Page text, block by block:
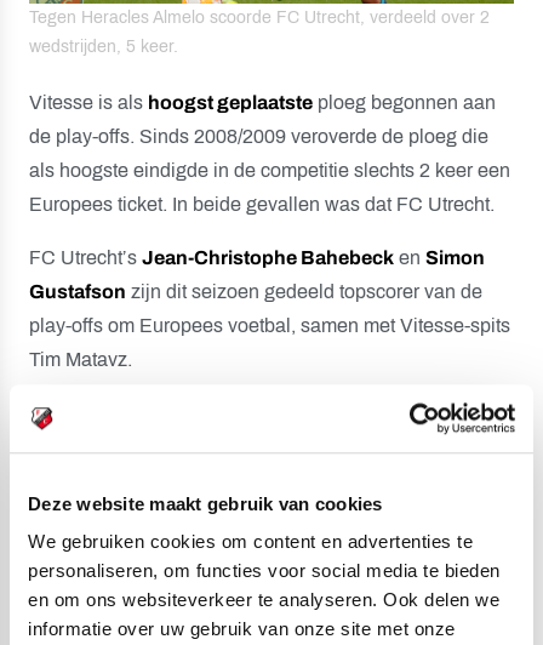
Deze website maakt gebruik van cookies
We gebruiken cookies om content en advertenties te
personaliseren, om functies voor social media te bieden
en om ons websiteverkeer te analyseren. Ook delen we
informatie over uw gebruik van onze site met onze
Tegen Heracles Almelo scoorde FC Utrecht, verdeeld over 2
wedstrijden, 5 keer.
Vitesse is als hoogst geplaatste ploeg begonnen aan
de play-offs. Sinds 2008/2009 veroverde de ploeg die
als hoogste eindigde in de competitie slechts 2 keer een
Europees ticket. In beide gevallen was dat FC Utrecht.
FC Utrecht’s Jean-Christophe Bahebeck en Simon
Gustafson zijn dit seizoen gedeeld topscorer van de
play-offs om Europees voetbal, samen met Vitesse-spits
Tim Matavz.
Vitesse won 2 van de laatste 11 uitpartijen die het
speelde.
AanvoerderWillem Janssenvan FC Utrecht speelde 26
wedstrijden in de play-offs om Europees voetbal en dat
is veel meer dan iedere andere speler. In dat klassement